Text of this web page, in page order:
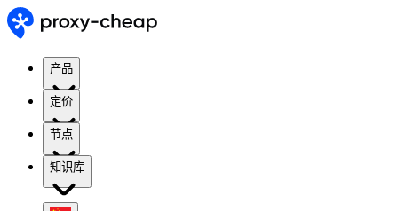
产品
定价
节点
知识库